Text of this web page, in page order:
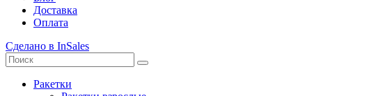
Доставка
Оплата
Сделано в InSales
Ракетки